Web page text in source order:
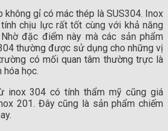
không gỉ có mác thép là SUS304. Inox
chịu lực rất tốt cùng với khả năng
đặc điểm này mà các sản phẩm
thường được sử dụng cho những vị
có mối quan tâm thường trực là
hóa học.
inox 304 có tính thẩm mỹ cũng giá
201. Đây cũng là sản phẩm chiếm